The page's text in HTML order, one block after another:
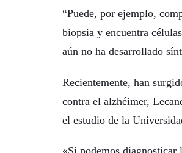
“Puede, por ejemplo,
biopsia y encuentra
aún no ha desarrollado
Recientemente, han
contra el alzhéimer,
el estudio de la